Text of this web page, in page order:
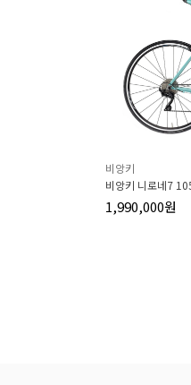
비앙키
비앙키 니로네7
1,990,000원